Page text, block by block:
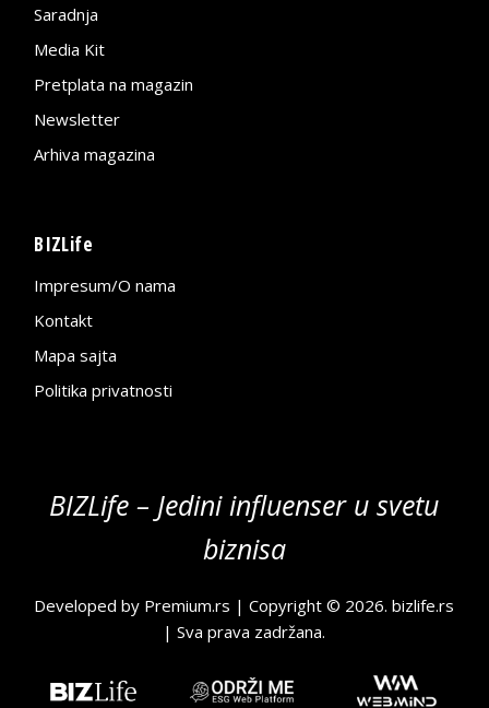
Saradnja
Media Kit
Pretplata na magazin
Newsletter
Arhiva magazina
BIZLife
Impresum/O nama
Kontakt
Mapa sajta
Politika privatnosti
BIZLife – Jedini influenser u svetu
biznisa
Developed by Premium.rs | Copyright © 2026.bizlife.rs
| Sva prava zadržana.